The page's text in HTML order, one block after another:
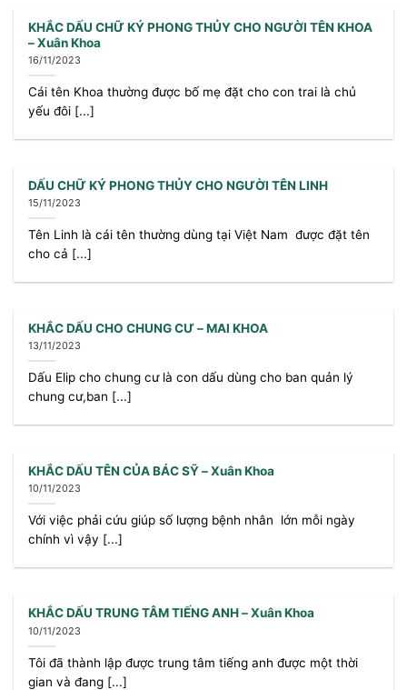
KHẮC DẤU CHỮ KÝ PHONG THỦY CHO NGƯỜI TÊN KHOA
– Xuân Khoa
16/11/2023
Cái tên Khoa thường được bố mẹ đặt cho con trai là chủ
yếu đôi [...]
DẤU CHỮ KÝ PHONG THỦY CHO NGƯỜI TÊN LINH
15/11/2023
Tên Linh là cái tên thường dùng tại Việt Nam được đặt tên
cho cả [...]
KHẮC DẤU CHO CHUNG CƯ – MAI KHOA
13/11/2023
Dấu Elip cho chung cư là con dấu dùng cho ban quản lý
chung cư,ban [...]
KHẮC DẤU TÊN CỦA BÁC SỸ – Xuân Khoa
10/11/2023
Với việc phải cứu giúp số lượng bệnh nhân lớn mỗi ngày
chính vì vậy [...]
KHẮC DẤU TRUNG TÂM TIẾNG ANH – Xuân Khoa
10/11/2023
Tôi đã thành lập được trung tâm tiếng anh được một thời
gian và đang [...]